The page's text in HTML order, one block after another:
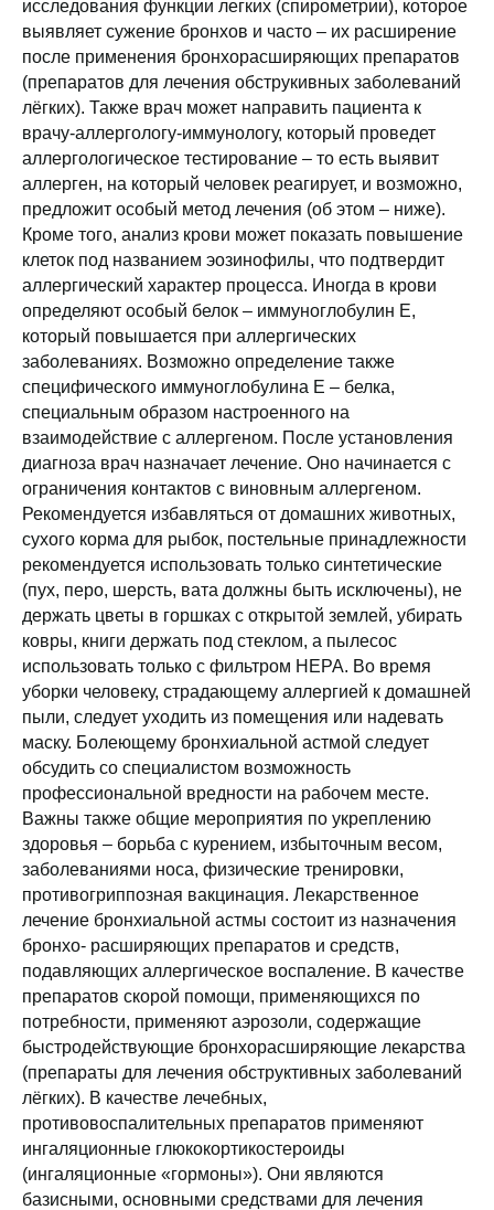
исследования функции легких (спирометрии), которое
выявляет сужение бронхов и часто – их расширение
после применения бронхорасширяющих препаратов
(препаратов для лечения обструкивных заболеваний
лёгких). Также врач может направить пациента к
врачу-аллергологу-иммунологу, который проведет
аллергологическое тестирование – то есть выявит
аллерген, на который человек реагирует, и возможно,
предложит особый метод лечения (об этом – ниже).
Кроме того, анализ крови может показать повышение
клеток под названием эозинофилы, что подтвердит
аллергический характер процесса. Иногда в крови
определяют особый белок – иммуноглобулин Е,
который повышается при аллергических
заболеваниях. Возможно определение также
специфического иммуноглобулина Е – белка,
специальным образом настроенного на
взаимодействие с аллергеном. После установления
диагноза врач назначает лечение. Оно начинается с
ограничения контактов с виновным аллергеном.
Рекомендуется избавляться от домашних животных,
сухого корма для рыбок, постельные принадлежности
рекомендуется использовать только синтетические
(пух, перо, шерсть, вата должны быть исключены), не
держать цветы в горшках с открытой землей, убирать
ковры, книги держать под стеклом, а пылесос
использовать только с фильтром HEPA. Во время
уборки человеку, страдающему аллергией к домашней
пыли, следует уходить из помещения или надевать
маску. Болеющему бронхиальной астмой следует
обсудить со специалистом возможность
профессиональной вредности на рабочем месте.
Важны также общие мероприятия по укреплению
здоровья – борьба с курением, избыточным весом,
заболеваниями носа, физические тренировки,
противогриппозная вакцинация. Лекарственное
лечение бронхиальной астмы состоит из назначения
бронхо- расширяющих препаратов и средств,
подавляющих аллергическое воспаление. В качестве
препаратов скорой помощи, применяющихся по
потребности, применяют аэрозоли, содержащие
быстродействующие бронхорасширяющие лекарства
(препараты для лечения обструктивных заболеваний
лёгких). В качестве лечебных,
противовоспалительных препаратов применяют
ингаляционные глюкокортикостероиды
(ингаляционные «гормоны»). Они являются
базисными, основными средствами для лечения